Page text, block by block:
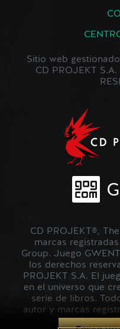
Sitio web
CD PROJEKT S.A.
CD PROJEKT®,
marcas
Group. Juego
los derechos
PROJEKT S.A. El
en el universo que
serie de libros.
autor y marcas